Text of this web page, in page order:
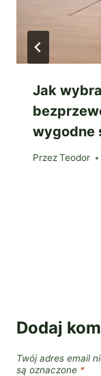
Jak
wygodne
PrzezTeodor
Dodaj
Twój adres email
są oznaczone *